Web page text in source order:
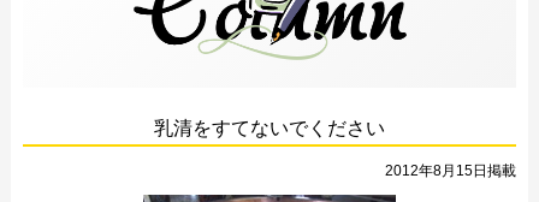
乳清をすてないでください
2012年8月15日掲載